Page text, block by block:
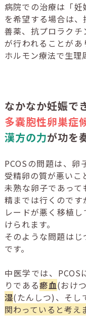
病院での治療は「
を希望する場合は
善薬、抗プロラク
が行われることがあ
ホルモン療法で生理
なかなか妊娠で
多嚢胞性卵巣症
漢方の力が功を
PCOSの問題は、卵
受精卵の質が悪いこ
未熟な卵子であっ
精までは行くので
レードが悪く移植
けられます。
そのような問題は
です。
中医学では、
りである瘀血(おけ
湿(たんしつ)、そし
関わっていると考え